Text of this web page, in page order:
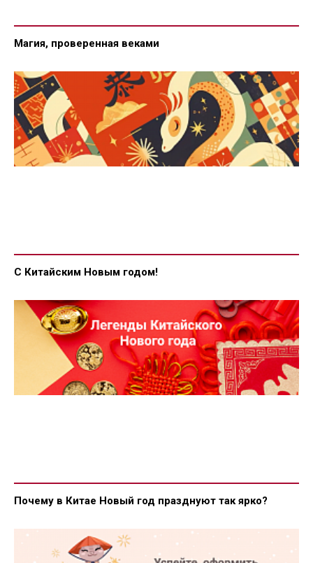
Магия, проверенная веками
С Китайским Новым годом!
Почему в Китае Новый год празднуют так ярко?